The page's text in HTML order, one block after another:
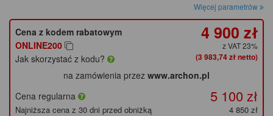
Więcej parametrów
Cena z kodem rabatowym
ONLINE200
Jak skorzystać z kodu?
4 900 zł
z VAT 23%
(3 983,74 zł netto)
na zamówienia przez www.archon.pl
Cena regularna
5 100 zł
Najniższa cena z 30 dni przed obniżką 4 850 zł